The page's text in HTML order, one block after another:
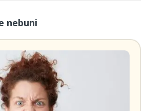
nebuni